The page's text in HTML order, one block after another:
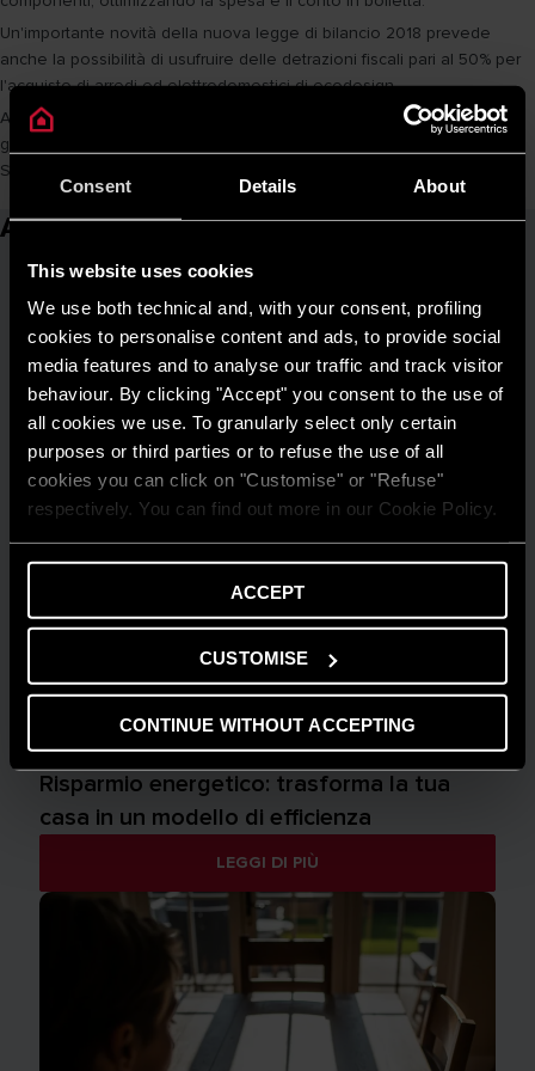
Consent Details About
This website uses cookies
We use both technical and, with your consent, profiling
cookies to personalise content and ads, to provide social
media features and to analyse our traffic and track visitor
behaviour. By clicking "Accept" you consent to the use of
all cookies we use. To granularly select only certain
purposes or third parties or to refuse the use of all
cookies you can click on "Customise" or "Refuse"
respectively. You can find out more in our Cookie Policy.
ACCEPT
CUSTOMISE
CONTINUE WITHOUT ACCEPTING
Un'importante novità della nuova legge di bilancio 2018 prevede
anche la possibilità di usufruire delle detrazioni fiscali pari al 50% per
l'acquisto di arredi ed elettrodomestici di ecodesign.
Ariston propone una gamma completa di apparecchi di ultima
generazione per il riscaldamento e la climatizzazione della casa.
Scoprite sul sito tutti i prodotti e le loro caratteristiche tecniche.
Articoli correlati
AMBIENTE
Risparmio energetico: trasforma la tua
casa in un modello di efficienza
LEGGI DI PIÙ